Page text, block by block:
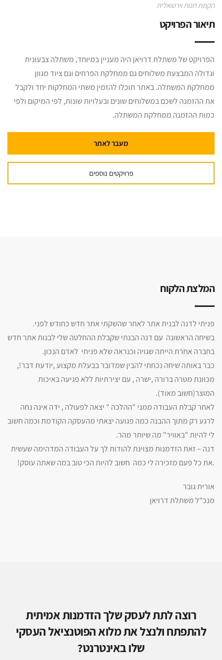
הקמת חנות וירטואלית
תיאור הפרויקט
הפרויקט של משתלת דרויאן היה מעניין במיוחד, משתלה צבעונית
וגדולה המבצעת משלוחים גם ממחלקת הפרחים וגם ציוד מגוון
ממחלקת המשתלה. באתר תוכלו להזמין משתי המחלקות יחד ולקבל
את ההזמנה לשכם במשלוחים שונים ובעלויות שונות, לפי המיקום ולפי
כמות ההזמנה ממחלקת המשתלה.
מעבר לאתר
פרויקטים נוספים
המלצת הלקוח
פניתי לדנה לבנית אתר לאחר שהשקתי אתר חדש כחודש לפני.
בשיחה הראשונה עם דנה הבנתי שקבלת ההחלטה שלי לבנות אתר חדש
בחברה אחרת הייתה שגויה וכנראה שלא פניתי לאדם הנכון.
כבר באותה שיחה נכחתי להבין שמדובר בבעלת מקצוע ,יודעת דבר!,
מכוונת מטרה ברורה ,ישרה , עם יצירתיות ללא פגיעה באיכות
המוצר(חשוב מאוד).
לאחר קבלת העבודה ממני "ההלכה " יצאה לפעולה , ידה אינה נחה
לרגע רק מתוך ההבנה כמה פגועה יצאתי מהעסקה הקודמת וכמה חשוב
לי להיות "באוויר" מה שיותר מהר.
דנה – זאת הזדמנות מצוינת להודות לך על העבודה המדהימה שעשית
.את כל פעם מזכירה לי כמה חשוב להיות הכי טוב במה שאתה עוסק!
אורית גובר
מנכ"ל משתלת דרויאן
רוצה לתת לעסק שלך הזדמנות אמיתית
להתפתח ולנצל את מלוא הפוטנציאל העסקי
שלו באינטרנט?